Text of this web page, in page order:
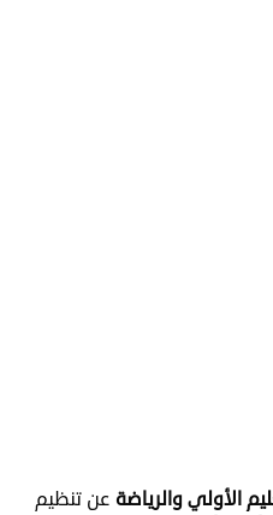
الأولي والرياضة عن تنظيم